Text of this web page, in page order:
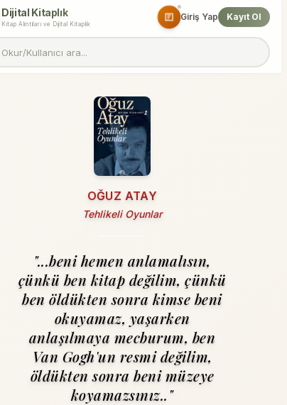
Dijital Kitaplık
Kitap Alıntıları ve Dijital Kitaplık
Giriş Yap Kayıt Ol
OĞUZ ATAY
Tehlikeli Oyunlar
"...beni he­men anlamalısın,
çünkü ben kitap değilim, çünkü
ben öldük­ten sonra kimse beni
okuyamaz, yaşarken
anlaşılmaya mec­burum, ben
Van Gogh'un resmi değilim,
öldükten sonra beni müzeye
koyamazsınız.."